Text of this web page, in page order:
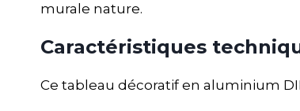
murale nature.
Caractéristiques
Ce tableau décoratif en aluminium